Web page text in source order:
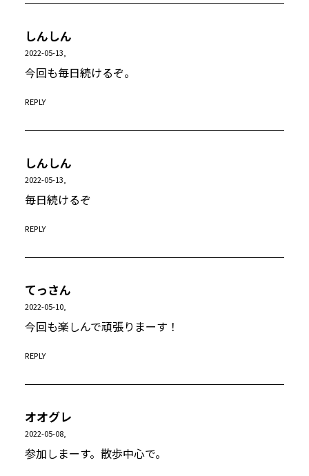
しんしん
2022-05-13,
今回も毎日続けるぞ。
REPLY
しんしん
2022-05-13,
毎日続けるぞ
REPLY
てっさん
2022-05-10,
今回も楽しんで頑張りまーす！
REPLY
オオグレ
2022-05-08,
参加しまーす。散歩中心で。